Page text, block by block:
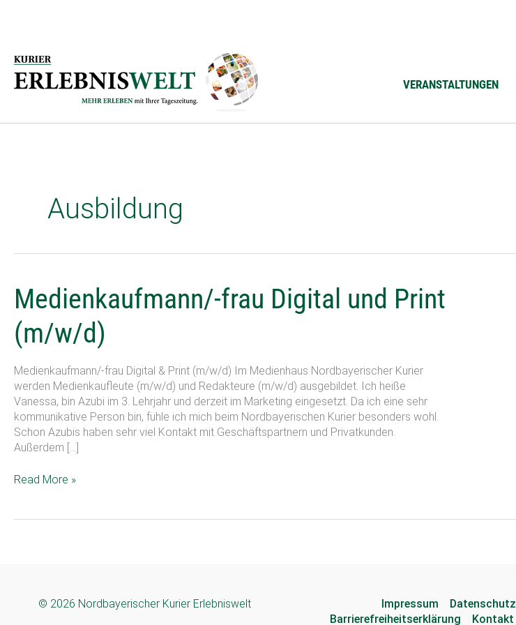
VERANSTALTUNGEN
Ausbildung
Medienkaufmann/-frau Digital und Print
(m/w/d)
Medienkaufmann/-frau Digital & Print (m/w/d) Im Medienhaus Nordbayerischer Kurier
werden Medienkaufleute (m/w/d) und Redakteure (m/w/d) ausgebildet. Ich heiße
Vanessa, bin Azubi im 3. Lehrjahr und derzeit im Marketing eingesetzt. Da ich eine sehr
kommunikative Person bin, fühle ich mich beim Nordbayerischen Kurier besonders wohl.
Schon Azubis haben sehr viel Kontakt mit Geschäftspartnern und Privatkunden.
Außerdem […]
Medienkaufmann/-
frau
Digital
und
Print
(m/w/d)
Read More »
© 2026 Nordbayerischer Kurier Erlebniswelt Impressum Datenschutz
Barrierefreiheitserklärung
Kontakt